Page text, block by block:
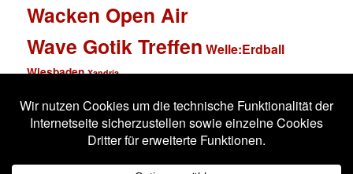
Wacken Open Air
Wave Gotik Treffen Welle:Erdball
Wiesbaden Xandria
Impressum